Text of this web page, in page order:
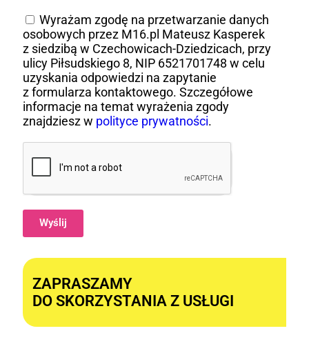
Wyrażam zgodę na przetwarzanie danych
osobowych przez M16.pl Mateusz Kasperek
z siedzibą w Czechowicach-Dziedzicach, przy
ulicy Piłsudskiego 8, NIP 6521701748 w celu
uzyskania odpowiedzi na zapytanie
z formularza kontaktowego. Szczegółowe
informacje na temat wyrażenia zgody
znajdziesz w polityce prywatności.
Wyślij
ZAPRASZAMY
DO SKORZYSTANIA Z USŁUGI